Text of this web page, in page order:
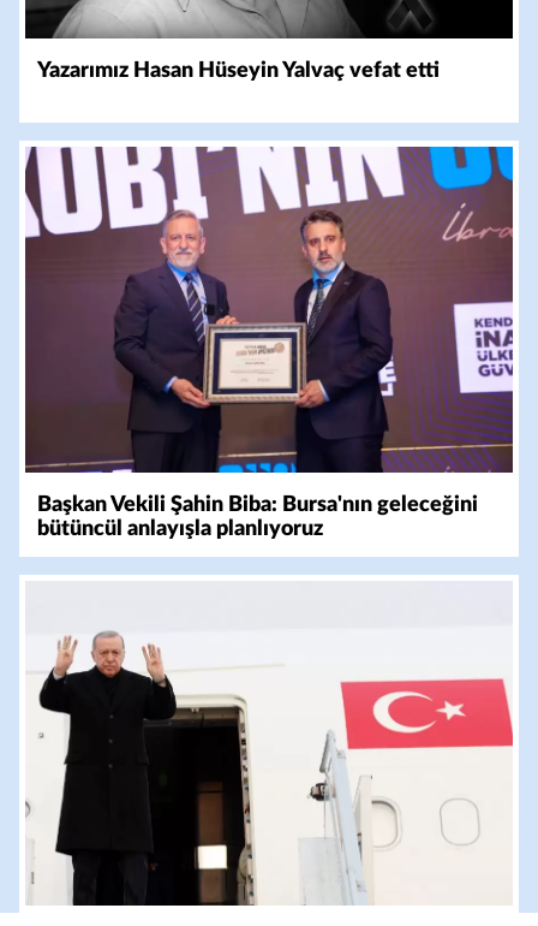
Yazarımız Hasan Hüseyin Yalvaç vefat etti
Başkan Vekili Şahin Biba: Bursa'nın geleceğini
bütüncül anlayışla planlıyoruz